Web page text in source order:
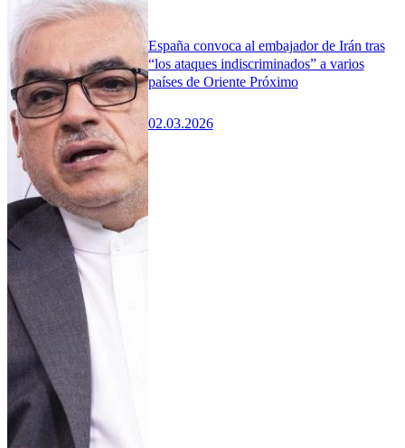
España convoca al embajador de Irán tras
“los ataques indiscriminados” a varios
países de Oriente Próximo
02.03.2026